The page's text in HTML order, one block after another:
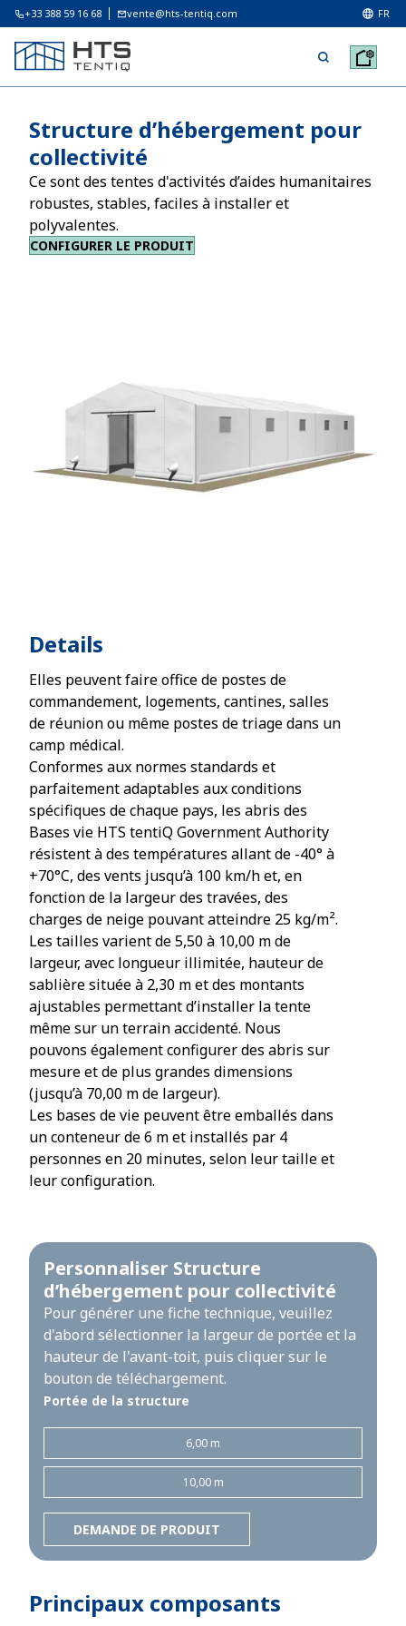
+33 388 59 16 68 vente@hts-tentiq.com FR
Structure d’hébergement pour
collectivité
Ce sont des tentes d'activités d’aides humanitaires
robustes, stables, faciles à installer et
polyvalentes.
CONFIGURER LE PRODUIT
Details
Elles peuvent faire office de postes de
commandement, logements, cantines, salles
de réunion ou même postes de triage dans un
camp médical.
Conformes aux normes standards et
parfaitement adaptables aux conditions
spécifiques de chaque pays, les abris des
Bases vie HTS tentiQ Government Authority
résistent à des températures allant de -40° à
+70°C, des vents jusqu’à 100 km/h et, en
fonction de la largeur des travées, des
charges de neige pouvant atteindre 25 kg/m².
Les tailles varient de 5,50 à 10,00 m de
largeur, avec longueur illimitée, hauteur de
sablière située à 2,30 m et des montants
ajustables permettant d’installer la tente
même sur un terrain accidenté. Nous
pouvons également configurer des abris sur
mesure et de plus grandes dimensions
(jusqu’à 70,00 m de largeur).
Les bases de vie peuvent être emballés dans
un conteneur de 6 m et installés par 4
personnes en 20 minutes, selon leur taille et
leur configuration.
Personnaliser Structure
d’hébergement pour collectivité
Pour générer une fiche technique, veuillez
d'abord sélectionner la largeur de portée et la
hauteur de l'avant-toit, puis cliquer sur le
bouton de téléchargement.
Portée de la structure
6,00 m
10,00 m
DEMANDE DE PRODUIT
Principaux composants